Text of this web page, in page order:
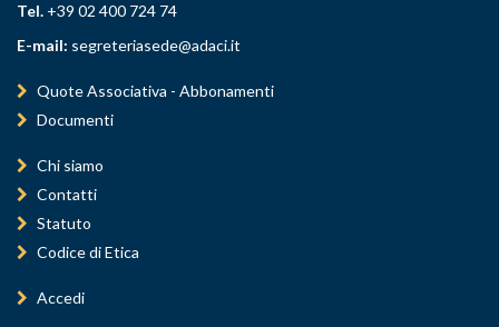
Tel. +39 02 400 724 74
E-mail: segreteriasede@adaci.it
Quote Associativa - Abbonamenti
Documenti
Chi siamo
Contatti
Statuto
Codice di Etica
Accedi